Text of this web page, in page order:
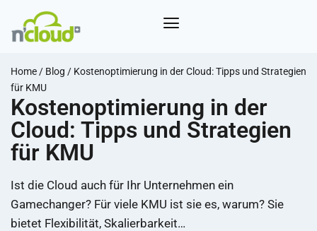
Home/ Blog / Kostenoptimierung in der Cloud: Tipps und Strategien
für KMU
Kostenoptimierung in der
Cloud: Tipps und Strategien
für KMU
Ist die Cloud auch für Ihr Unternehmen ein
Gamechanger? Für viele KMU ist sie es, warum? Sie
bietet Flexibilität, Skalierbarkeit…